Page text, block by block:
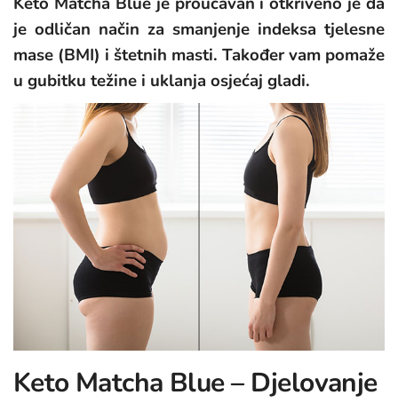
je odličan način za smanjenje indeksa tjelesne
mase (BMI) i štetnih masti. Također vam pomaže
u gubitku težine i uklanja osjećaj gladi.
Keto Matcha Blue – Djelovanje